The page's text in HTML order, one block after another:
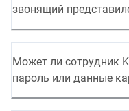
звонящий
Может ли сотрудник
пароль или данные